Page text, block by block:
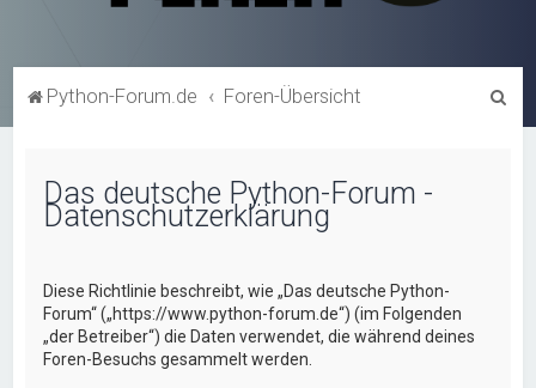
Python-Forum.de Foren-Übersicht
Das deutsche Python-Forum -
Datenschutzerklärung
Diese Richtlinie beschreibt, wie „Das deutsche Python-
Forum“ („https://www.python-forum.de“) (im Folgenden
„der Betreiber“) die Daten verwendet, die während deines
Foren-Besuchs gesammelt werden.